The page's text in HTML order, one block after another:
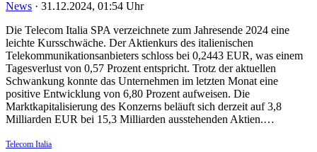
News · 31.12.2024, 01:54 Uhr
Die Telecom Italia SPA verzeichnete zum Jahresende 2024 eine
leichte Kursschwäche. Der Aktienkurs des italienischen
Telekommunikationsanbieters schloss bei 0,2443 EUR, was einem
Tagesverlust von 0,57 Prozent entspricht. Trotz der aktuellen
Schwankung konnte das Unternehmen im letzten Monat eine
positive Entwicklung von 6,80 Prozent aufweisen. Die
Marktkapitalisierung des Konzerns beläuft sich derzeit auf 3,8
Milliarden EUR bei 15,3 Milliarden ausstehenden Aktien.…
Telecom Italia